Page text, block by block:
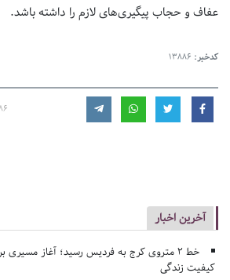
عفاف و حجاب پیگیری‌های لازم را داشته باشد.
کدخبر: 13886
آخرین اخبار
خط ۲ متروی کرج به فردیس رسید؛ آغاز مسیری
کیفیت زندگی